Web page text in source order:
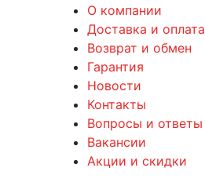
О компании
Доставка и оплата
Возврат и обмен
Гарантия
Новости
Контакты
Вопросы и ответы
Вакансии
Акции и скидки